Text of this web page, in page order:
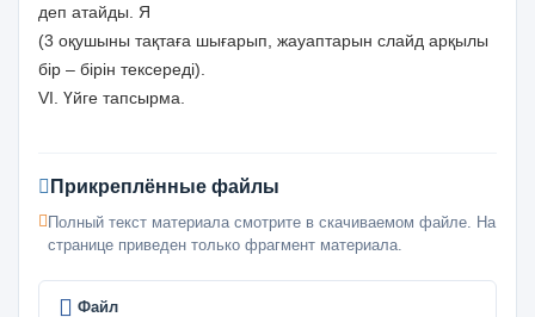
деп атайды. Я
(3 оқушыны тақтаға шығарып, жауаптарын слайд арқылы
бір – бірін тексереді).
VI. Үйге тапсырма.
Прикреплённые файлы
Полный текст материала смотрите в скачиваемом файле. На
странице приведен только фрагмент материала.
Файл